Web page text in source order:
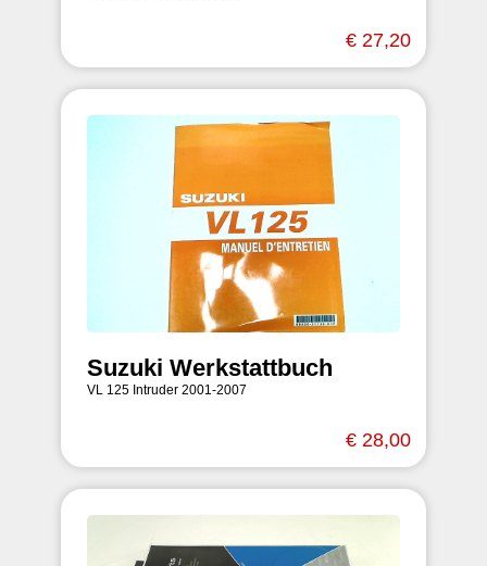
€ 27,20
Suzuki Werkstattbuch
VL 125 Intruder 2001-2007
€ 28,00